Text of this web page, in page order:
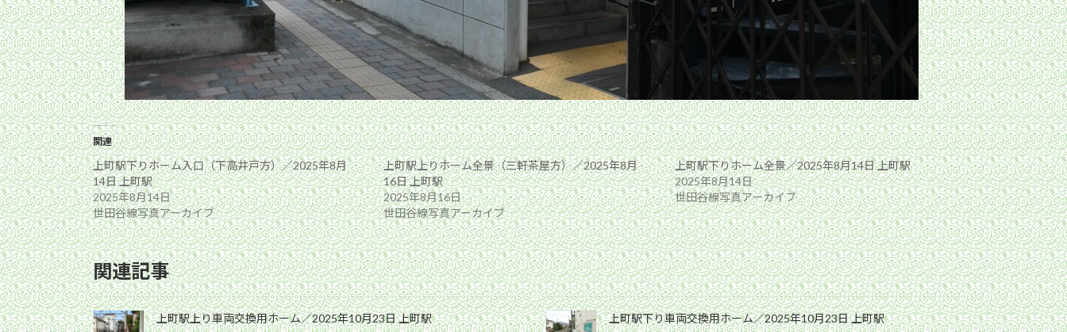
関連
上町駅下りホーム入口（下高井戸方）／2025年8月
14日 上町駅
2025年8月14日
世田谷線写真アーカイブ
上町駅上りホーム全景（三軒茶屋方）／2025年8月
16日 上町駅
2025年8月16日
世田谷線写真アーカイブ
上町駅下りホーム全景／2025年8月14日 上町駅
2025年8月14日
世田谷線写真アーカイブ
関連記事
上町駅上り車両交換用ホーム／2025年10月23日 上町駅 上町駅下り車両交換用ホーム／2025年10月23日 上町駅